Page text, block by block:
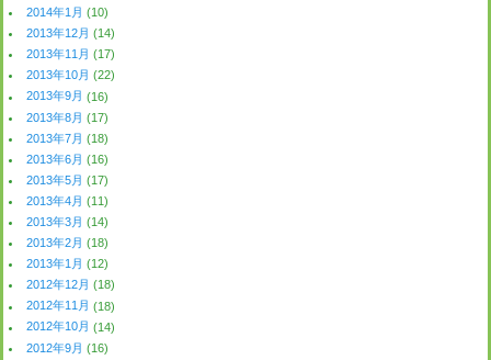
2014年1月 (10)
2013年12月 (14)
2013年11月 (17)
2013年10月 (22)
2013年9月 (16)
2013年8月 (17)
2013年7月 (18)
2013年6月 (16)
2013年5月 (17)
2013年4月 (11)
2013年3月 (14)
2013年2月 (18)
2013年1月 (12)
2012年12月 (18)
2012年11月 (18)
2012年10月 (14)
2012年9月 (16)